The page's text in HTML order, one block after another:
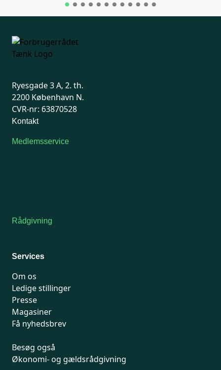
Ryesgade 3 A, 2. th.
2200 København N.
CVR-nr: 63870528
Kontakt
Medlemsservice
Rådgivning
Services
Om os
Ledige stillinger
Presse
Magasiner
Få nyhedsbrev
Besøg også
Økonomi- og gældsrådgivning